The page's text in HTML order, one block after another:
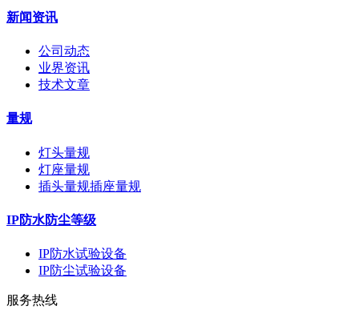
新闻资讯
公司动态
业界资讯
技术文章
量规
灯头量规
灯座量规
插头量规插座量规
IP防水防尘等级
IP防水试验设备
IP防尘试验设备
服务热线